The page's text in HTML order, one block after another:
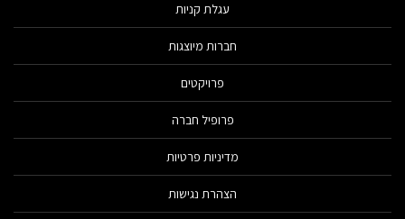
עגלת קניות
חברות מיוצגות
פרויקטים
פרופיל חברה
מדיניות פרטיות
הצהרת נגישות